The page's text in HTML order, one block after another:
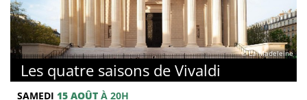
© La Madeleine
Les quatre saisons de Vivaldi
SAMEDI 15 AOÛT À 20H